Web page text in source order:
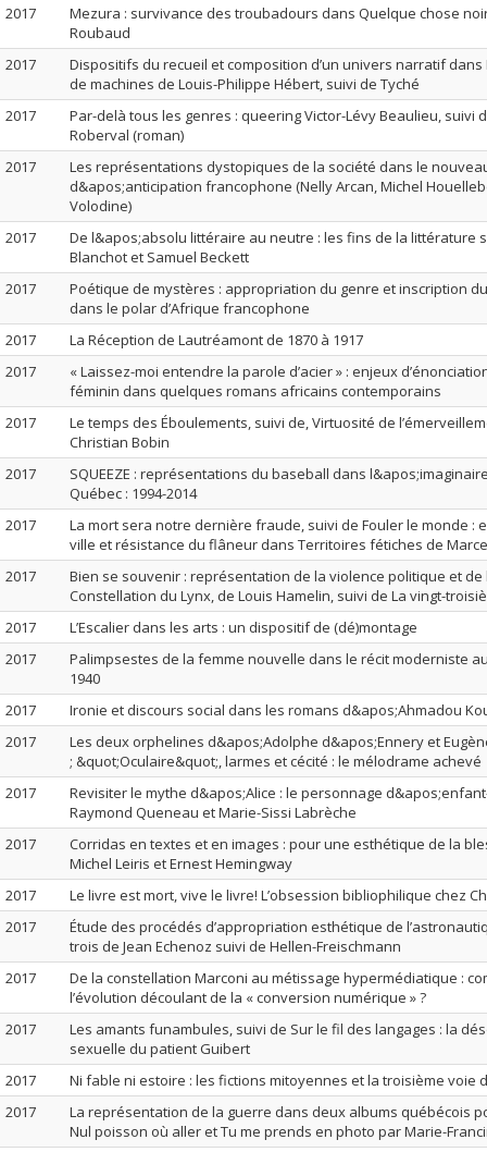
2017
Mezura : survivance des troubadours dans Quelque chose
Roubaud
2017
Dispositifs du recueil et composition d’un univers narratif
de machines de Louis-Philippe Hébert, suivi de Tyché
2017
Par-delà tous les genres : queering Victor-Lévy Beaulieu, suivi
Roberval (roman)
2017
Les représentations dystopiques de la société dans le
d&apos;anticipation francophone (Nelly Arcan, Michel
Volodine)
2017
De l&apos;absolu littéraire au neutre : les fins de la littérature
Blanchot et Samuel Beckett
2017
Poétique de mystères : appropriation du genre et inscription
dans le polar d’Afrique francophone
2017
La Réception de Lautréamont de 1870 à 1917
2017
« Laissez-moi entendre la parole d’acier » : enjeux
féminin dans quelques romans africains contemporains
2017
Le temps des Éboulements, suivi de, Virtuosité de
Christian Bobin
2017
SQUEEZE : représentations du baseball dans
Québec : 1994-2014
2017
La mort sera notre dernière fraude, suivi de Fouler le monde :
ville et résistance du flâneur dans Territoires fétiches de
2017
Bien se souvenir : représentation de la violence politique et de
Constellation du Lynx, de Louis Hamelin, suivi de La vingt-
2017
L’Escalier dans les arts : un dispositif de (dé)montage
2017
Palimpsestes de la femme nouvelle dans le récit moderniste
1940
2017
Ironie et discours social dans les romans d&apos;Ahmadou
2017
Les deux orphelines d&apos;Adolphe d&apos;Ennery et
; &quot;Oculaire&quot;, larmes et cécité : le mélodrame achevé
2017
Revisiter le mythe d&apos;Alice : le personnage
Raymond Queneau et Marie-Sissi Labrèche
2017
Corridas en textes et en images : pour une esthétique de la
Michel Leiris et Ernest Hemingway
2017
Le livre est mort, vive le livre! L’obsession bibliophilique chez
2017
Étude des procédés d’appropriation esthétique de
trois de Jean Echenoz suivi de Hellen-Freischmann
2017
De la constellation Marconi au métissage hypermédiatique :
l’évolution découlant de la « conversion numérique » ?
2017
Les amants funambules, suivi de Sur le fil des langages : la
sexuelle du patient Guibert
2017
Ni fable ni estoire : les fictions mitoyennes et la troisième voie
2017
La représentation de la guerre dans deux albums québécois
Nul poisson où aller et Tu me prends en photo par Marie-